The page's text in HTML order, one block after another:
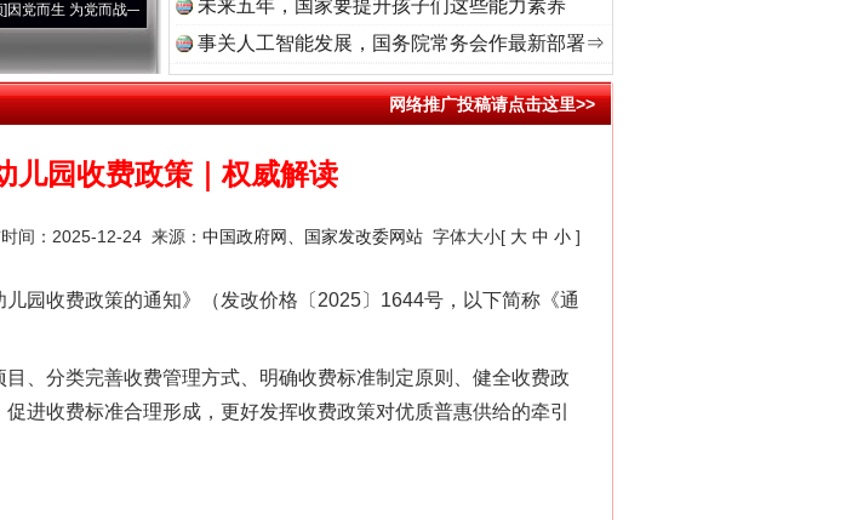
为党而战——百年“纪”事⑧加强纪律..·[视频] 牢记初心使命 奋进复兴征程丨“转折之城”激荡..
未来五年，国家要提升孩子们这些能力素养
事关人工智能发展，国务院常务会作最新部署⇒
网络推广投稿请点击这里>>
儿园收费政策｜权威解读
间：2025-12-24 来源： 中国政府网、国家发改委网站 字体大小[ 大 中 小 ]
收费政策的通知》（发改价格〔2025〕1644号，以下简称《通
分类完善收费管理方式、明确收费标准制定原则、健全收费政
进收费标准合理形成，更好发挥收费政策对优质普惠供给的牵引